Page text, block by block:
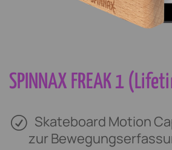
SPINNAX FREAK 1
Skateboard Motion
zur